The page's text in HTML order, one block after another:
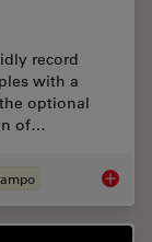
record
with a
optional
of…
How